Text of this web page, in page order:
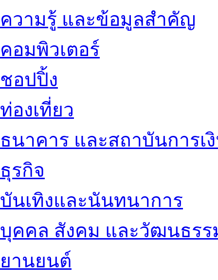
ความรู้ และข้อมูลสำคัญ
คอมพิวเตอร์
ชอปปิ้ง
ท่องเที่ยว
ธนาคาร และสถาบันการเ
ธุรกิจ
บันเทิงและนันทนาการ
บุคคล สังคม และวัฒนธรร
ยานยนต์